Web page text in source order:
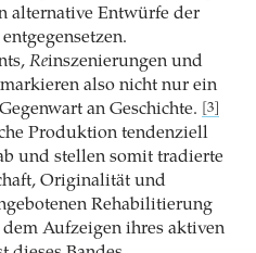
alternative Entwürfe der
Reinszenierungen und
also nicht nur ein
an Geschichte.
[3]
Produktion tendenziell
und stellen somit tradierte
Originalität und
Rehabilitierung
Aufzeigen ihres aktiven